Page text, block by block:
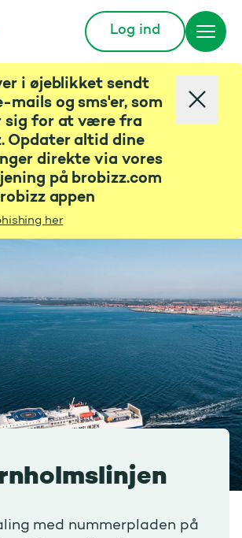
Log ind
i øjeblikket sendt
mails og sms'er, som
sig for at være fra
Opdater altid dine
direkte via vores
på brobizz.com
appen
her
med nummerpladen på